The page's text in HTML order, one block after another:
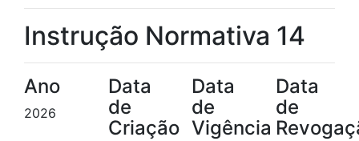
Instrução Normativa 14
Ano
2026
Data
de
Criação
Data
de
Vigência
Data
de